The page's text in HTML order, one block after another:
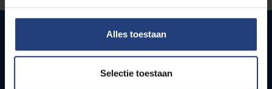
Alles toestaan
Selectie toestaan
Snel naar